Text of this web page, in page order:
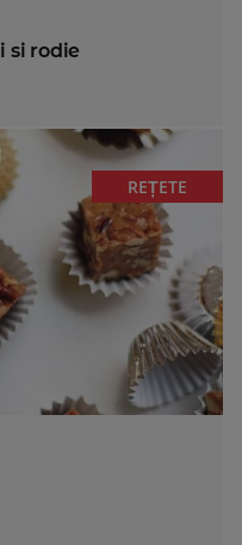
si rodie
REȚETE